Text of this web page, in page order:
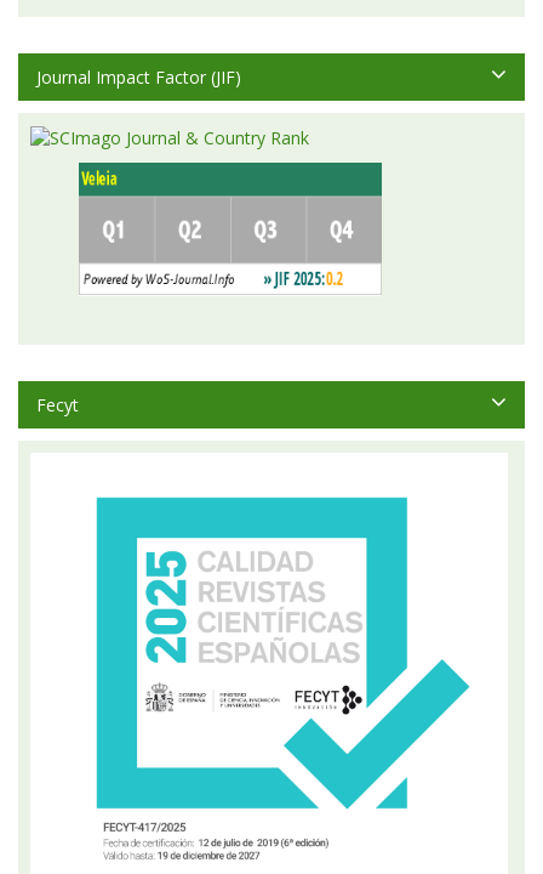
Journal Impact Factor (JIF)
Fecyt